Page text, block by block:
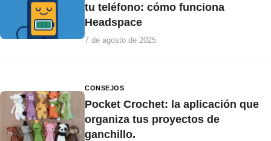
tu teléfono: cómo funciona
Headspace
7 de agosto de 2025
CONSEJOS
Pocket Crochet: la aplicación que
organiza tus proyectos de
ganchillo.